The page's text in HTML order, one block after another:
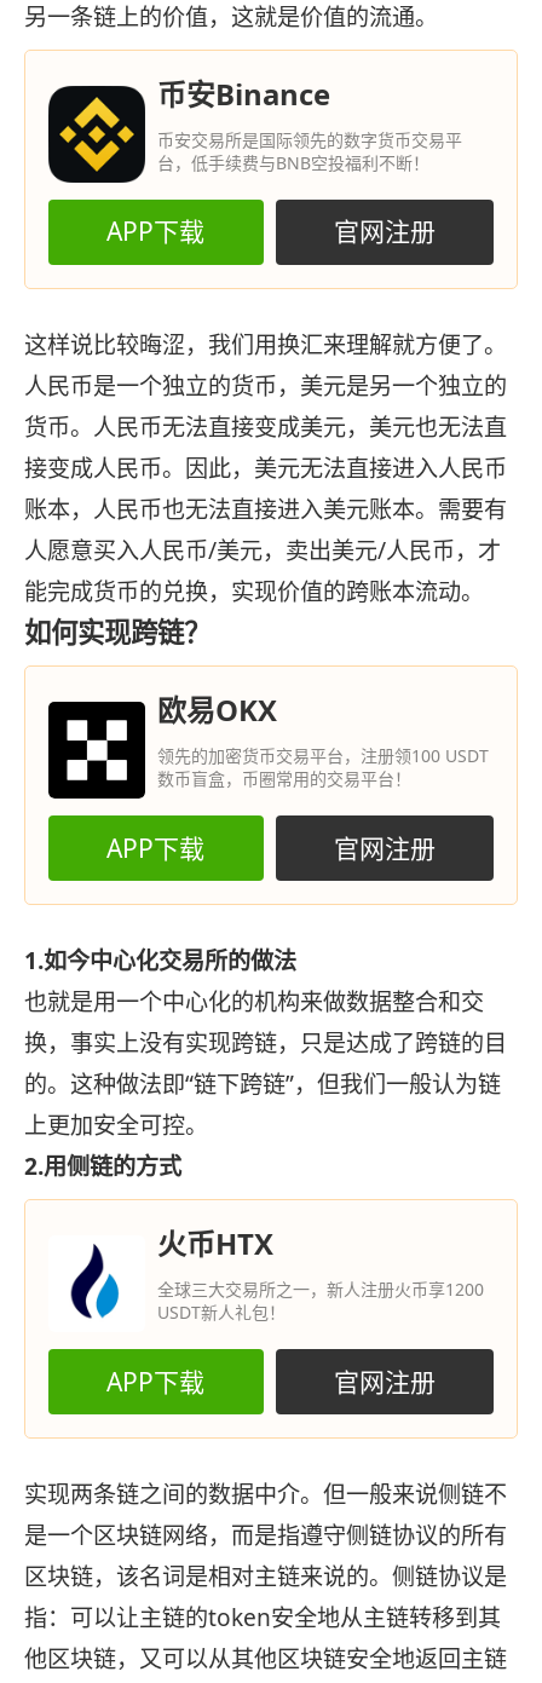
另一条链上的价值，这就是价值的流通。
币安Binance
币安交易所是国际领先的数字货币交易平
台，低手续费与BNB空投福利不断！
APP下载 官网注册
这样说比较晦涩，我们用换汇来理解就方便了。
人民币是一个独立的货币，美元是另一个独立的
货币。人民币无法直接变成美元，美元也无法直
接变成人民币。因此，美元无法直接进入人民币
账本，人民币也无法直接进入美元账本。需要有
人愿意买入人民币/美元，卖出美元/人民币，才
能完成货币的兑换，实现价值的跨账本流动。
如何实现跨链？
欧易OKX
领先的加密货币交易平台，注册领100 USDT
数币盲盒，币圈常用的交易平台！
APP下载 官网注册
1.如今中心化交易所的做法
也就是用一个中心化的机构来做数据整合和交
换，事实上没有实现跨链，只是达成了跨链的目
的。这种做法即“链下跨链”，但我们一般认为链
上更加安全可控。
2.用侧链的方式
火币HTX
全球三大交易所之一，新人注册火币享1200
USDT新人礼包！
APP下载 官网注册
实现两条链之间的数据中介。但一般来说侧链不
是一个区块链网络，而是指遵守侧链协议的所有
区块链，该名词是相对主链来说的。侧链协议是
指：可以让主链的token安全地从主链转移到其
他区块链，又可以从其他区块链安全地返回主链